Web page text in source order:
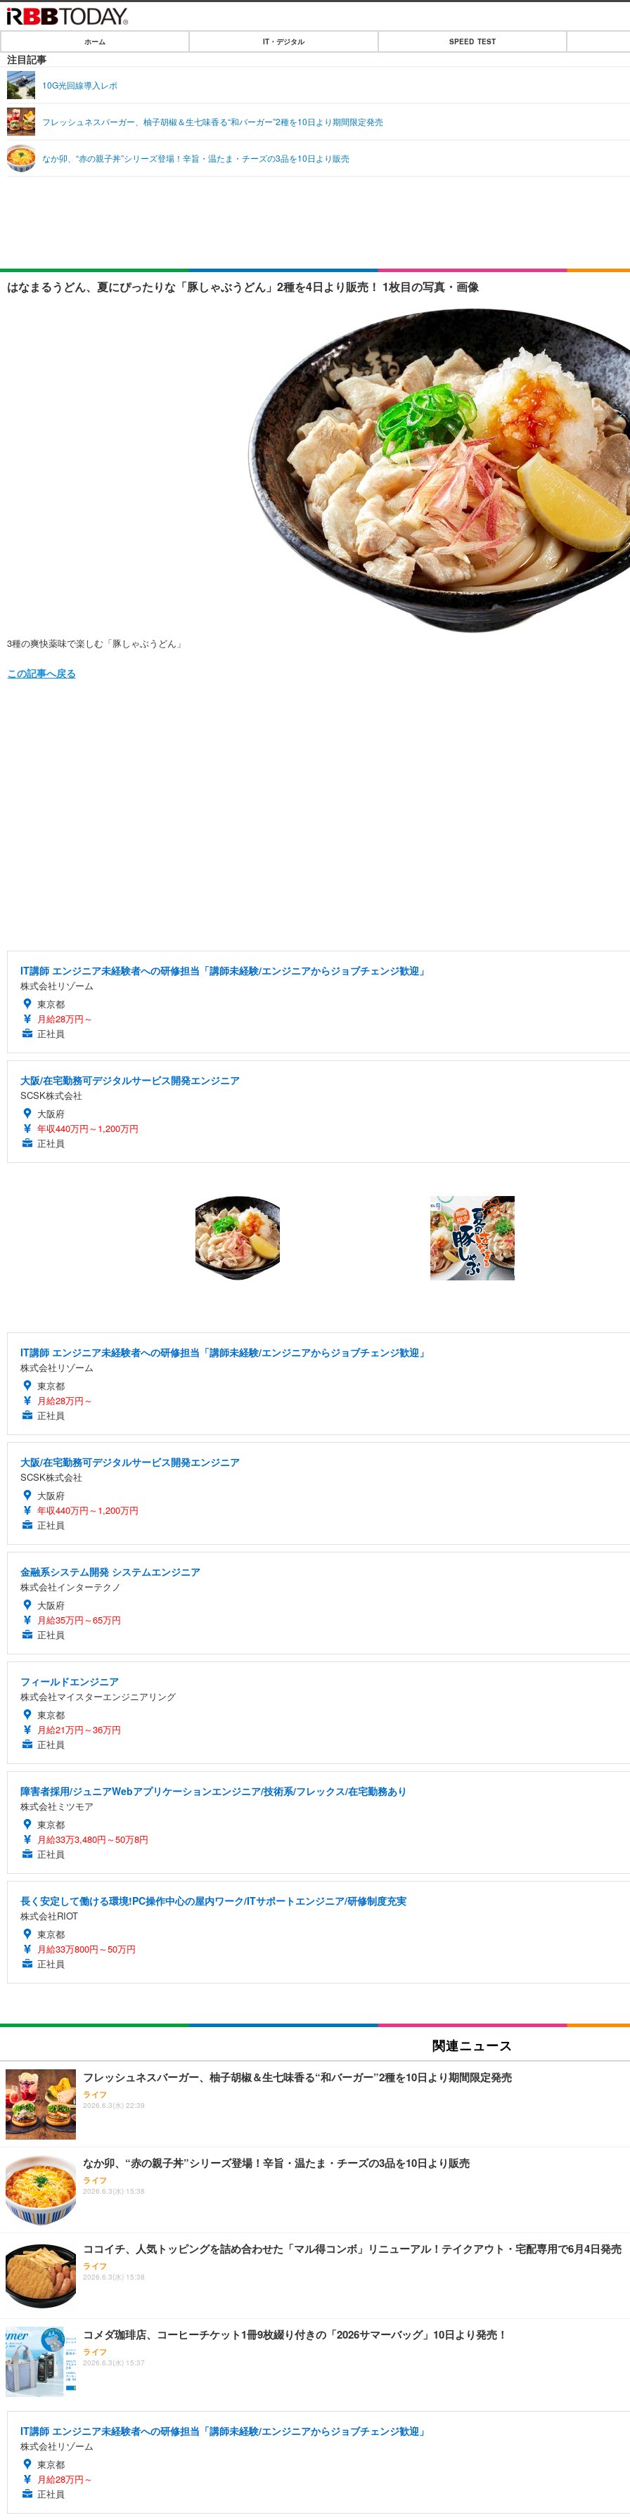
IT・デジタル
ショッピング
SPEED TEST
エンタメ
エンタメTOP
ショッピング
ライフ
ホーム IT・デジタル SPEED TEST
注目記事
10G光回線導入レポ
フレッシュネスバーガー、柚子胡椒＆生七味香る“和バーガー”2種を10日より期間限定発売
なか卯、“赤の親子丼”シリーズ登場！辛旨・温たま・チーズの3品を10日より販売
はなまるうどん、夏にぴったりな「豚しゃぶうどん」2種を4日より販売！ 1枚目の写真・画像
3種の爽快薬味で楽しむ「豚しゃぶうどん」
この記事へ戻る
IT講師 エンジニア未経験者への研修担当「講師未経験/エンジニアからジョブチェンジ歓迎」
株式会社リゾーム
東京都
月給28万円～
正社員
大阪/在宅勤務可デジタルサービス開発エンジニア
SCSK株式会社
大阪府
年収440万円～1,200万円
正社員
IT講師 エンジニア未経験者への研修担当「講師未経験/エンジニアからジョブチェンジ歓迎」
株式会社リゾーム
東京都
月給28万円～
正社員
大阪/在宅勤務可デジタルサービス開発エンジニア
SCSK株式会社
大阪府
年収440万円～1,200万円
正社員
金融系システム開発 システムエンジニア
株式会社インターテクノ
大阪府
月給35万円～65万円
正社員
フィールドエンジニア
株式会社マイスターエンジニアリング
東京都
月給21万円～36万円
正社員
障害者採用/ジュニアWebアプリケーションエンジニア/技術系/フレックス/在宅勤務あり
株式会社ミツモア
東京都
月給33万3,480円～50万8円
正社員
長く安定して働ける環境!PC操作中心の屋内ワーク/ITサポートエンジニア/研修制度充実
株式会社RIOT
東京都
月給33万800円～50万円
正社員
関連ニュース
フレッシュネスバーガー、柚子胡椒＆生七味香る“和バーガー”2種を10日より期間限定発売
ライフ
2026.6.3(水) 22:39
なか卯、“赤の親子丼”シリーズ登場！辛旨・温たま・チーズの3品を10日より販売
ライフ
2026.6.3(水) 15:38
ココイチ、人気トッピングを詰め合わせた「マル得コンボ」リニューアル！テイクアウト・宅配専用で6月4日発売
ライフ
2026.6.3(水) 15:38
コメダ珈琲店、コーヒーチケット1冊9枚綴り付きの「2026サマーバッグ」10日より発売！
ライフ
2026.6.3(水) 15:37
IT講師 エンジニア未経験者への研修担当「講師未経験/エンジニアからジョブチェンジ歓迎」
株式会社リゾーム
東京都
月給28万円～
正社員